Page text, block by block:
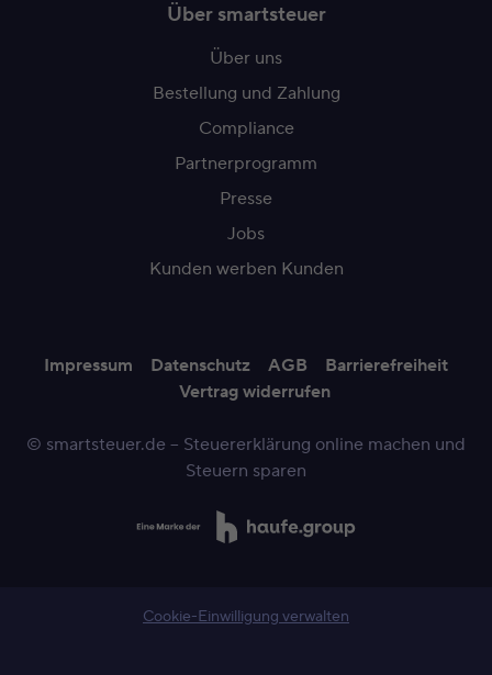
Über smartsteuer
Über uns
Bestellung und Zahlung
Compliance
Partnerprogramm
Presse
Jobs
Kunden werben Kunden
Impressum Datenschutz AGB
Barrierefreiheit
Vertrag widerrufen
© smartsteuer.de – Steuererklärung online machen und
Steuern sparen
Cookie-Einwilligung verwalten